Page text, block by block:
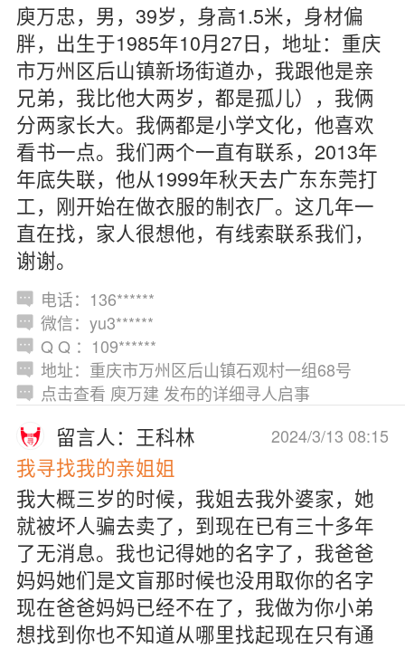
庾万忠，男，39岁，身高1.5米，身材偏
胖，出生于1985年10月27日，地址：重庆
市万州区后山镇新场街道办，我跟他是亲
兄弟，我比他大两岁，都是孤儿），我俩
分两家长大。我俩都是小学文化，他喜欢
看书一点。我们两个一直有联系，2013年
年底失联，他从1999年秋天去广东东莞打
工，刚开始在做衣服的制衣厂。这几年一
直在找，家人很想他，有线索联系我们，
谢谢。
电话：136******
微信：yu3******
Q Q ：109******
地址：重庆市万州区后山镇石观村一组68号
点击查看 庾万建 发布的详细寻人启事
2024/3/13 08:15
留言人：王科林
我寻找我的亲姐姐
我大概三岁的时候，我姐去我外婆家，她
就被坏人骗去卖了，到现在已有三十多年
了无消息。我也记得她的名字了，我爸爸
妈妈她们是文盲那时候也没用取你的名字
现在爸爸妈妈已经不在了，我做为你小弟
想找到你也不知道从哪里找起现在只有通